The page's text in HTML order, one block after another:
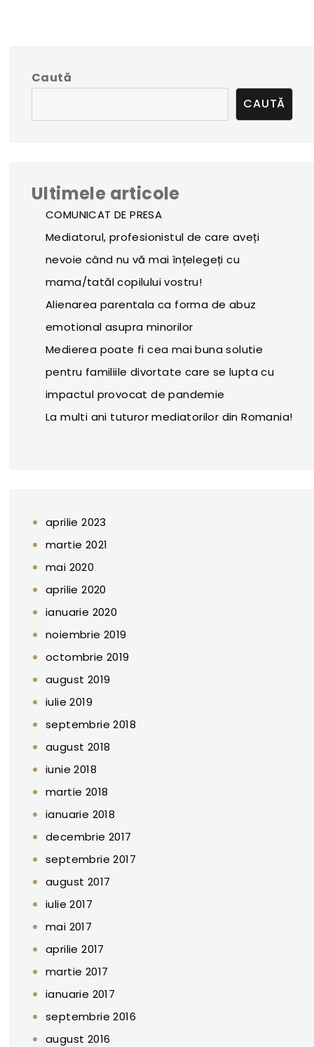
Caută
CAUTĂ
Ultimele articole
COMUNICAT DE PRESA
Mediatorul, profesionistul de care aveți
nevoie când nu vă mai înțelegeți cu
mama/tatăl copilului vostru!
Alienarea parentala ca forma de abuz
emotional asupra minorilor
Medierea poate fi cea mai buna solutie
pentru familiile divortate care se lupta cu
impactul provocat de pandemie
La multi ani tuturor mediatorilor din Romania!
aprilie 2023
martie 2021
mai 2020
aprilie 2020
ianuarie 2020
noiembrie 2019
octombrie 2019
august 2019
iulie 2019
septembrie 2018
august 2018
iunie 2018
martie 2018
ianuarie 2018
decembrie 2017
septembrie 2017
august 2017
iulie 2017
mai 2017
aprilie 2017
martie 2017
ianuarie 2017
septembrie 2016
august 2016